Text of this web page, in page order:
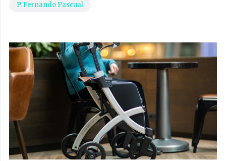
P. Fernando Pascual